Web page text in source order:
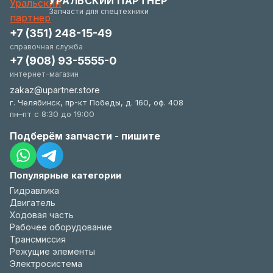
удобстве.Запчасти для спецтехники
Популярные категории
Гидравлика
Двигатель
Ходовая часть
Рабочее оборудование
Трансмиссия
Режущие элементы
Электросистема
+7 (351) 248-15-49
справочная служба
+7 (908) 93-5555-0
интернет-магазин
zakaz@upartner.store
г. Челябинск, пр-кт Победы, д. 160, оф. 408
пн–пт с 8:30 до 19:00
Подберём запчасти - пишите